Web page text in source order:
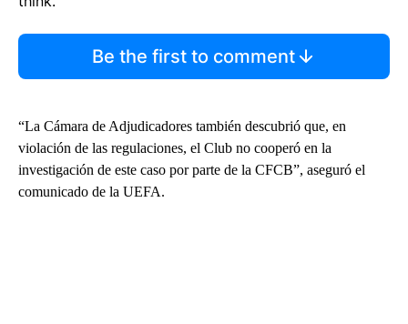
Be the first to comment
“La Cámara de Adjudicadores también descubrió que, en
violación de las regulaciones, el Club no cooperó en la
investigación de este caso por parte de la CFCB”, aseguró el
comunicado de la UEFA.